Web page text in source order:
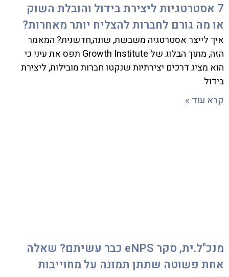
7 אסטרטגיות ליצירת בידול והובלת השוק
או מה גורם לחברות להצליח יותר מאחרות?
איך לייצר אסטרטגיה משבשת, שונה,חדשנית? המאמר
הזה, מתוך הבלוג של Growth Institute תפס את עיני כי
הוא מציג דרכים יצירתיות שנקטו חברות מובילות, ליצירת
בידול
קרא עוד »
מנכ"ל.ית, סקר eNPS כבר עשיתם? שאלה
אחת פשוטה שתתן תמונה על מחוייבות